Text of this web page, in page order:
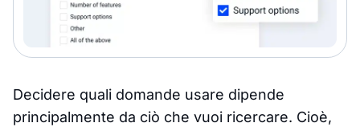
Decidere quali domande usare dipende
principalmente da ciò che vuoi ricercare. Cioè,